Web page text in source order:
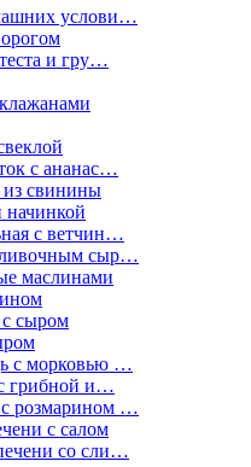
услови…
и гру…
с ананас…
свинины
с ветчин…
сыр…
маслинами
сыром
с морковью …
с грибной и…
розмарином …
с салом
со сли…